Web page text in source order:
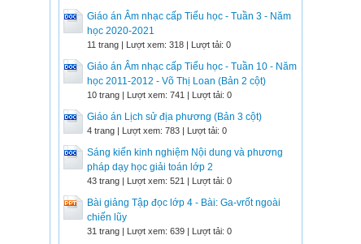
Giáo án Âm nhạc cấp Tiểu học - Tuần 3 - Năm
học 2020-2021
11 trang | Lượt xem: 318 | Lượt tải: 0
Giáo án Âm nhạc cấp Tiểu học - Tuần 10 - Năm
học 2011-2012 - Võ Thị Loan (Bản 2 cột)
10 trang | Lượt xem: 741 | Lượt tải: 0
Giáo án Lịch sử địa phương (Bản 3 cột)
4 trang | Lượt xem: 783 | Lượt tải: 0
Sáng kiến kinh nghiệm Nội dung và phương
pháp dạy học giải toán lớp 2
43 trang | Lượt xem: 521 | Lượt tải: 0
Bài giảng Tập đọc lớp 4 - Bài: Ga-vrốt ngoài
chiến lũy
31 trang | Lượt xem: 639 | Lượt tải: 0